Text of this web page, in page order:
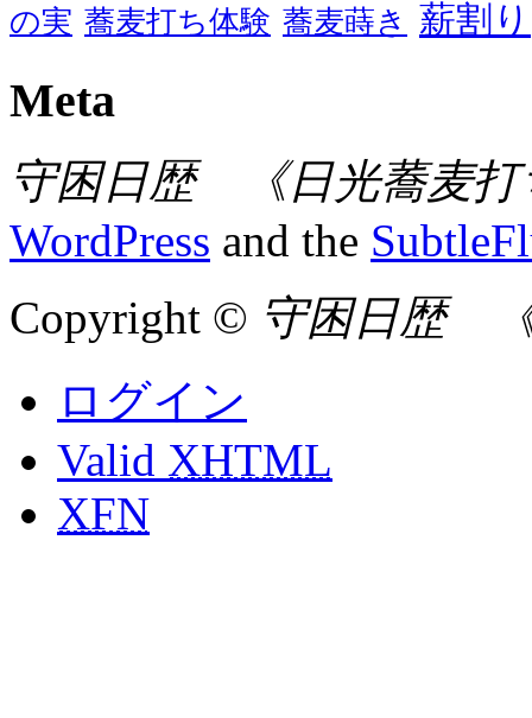
の実 蕎麦打ち体験 蕎麦蒔き 薪割り
Meta
守困日歴 《日光蕎麦打
WordPress and the
Copyright © 守困日歴
ログイン
Valid XHTML
XFN